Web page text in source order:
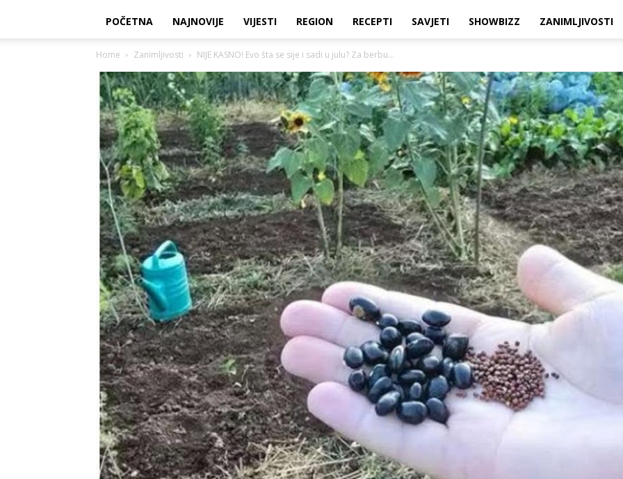
POČETNA NAJNOVIJE VIJESTI REGION RECEPTI SAVJETI SHOWBIZZ ZANIMLJIVOSTI
Home Zanimljivosti NIJE KASNO! Evo šta se sije i sadi u julu? Za berbu...